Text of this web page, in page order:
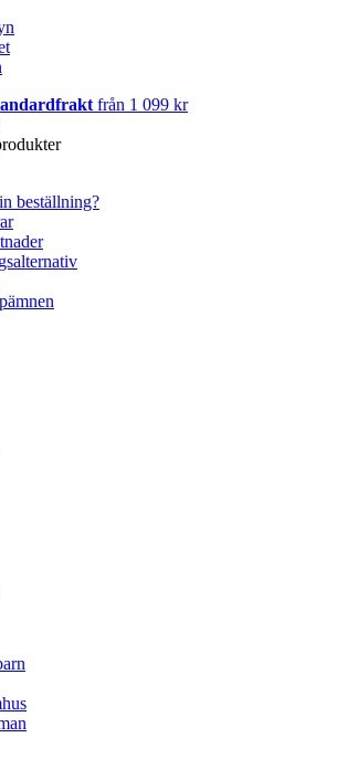
från 1 099 kr
beställning?